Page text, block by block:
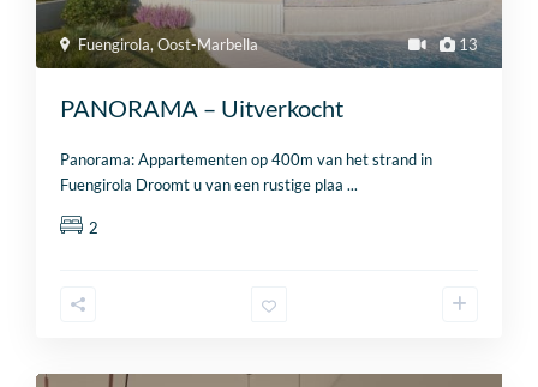
13
Fuengirola,Oost-Marbella
PANORAMA – Uitverkocht
Panorama: Appartementen op 400m van het strand in
Fuengirola Droomt u van een rustige plaa...
2